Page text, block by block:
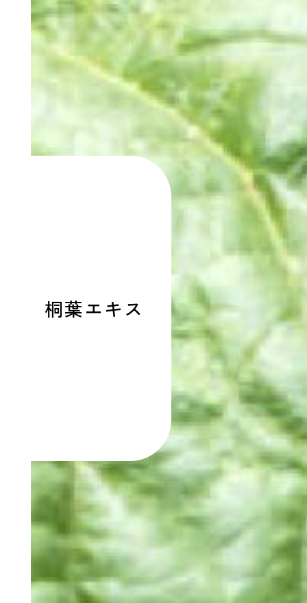
桐葉エキス